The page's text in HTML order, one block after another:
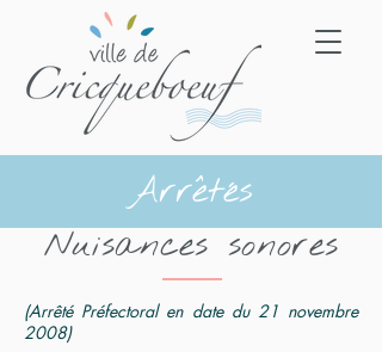
Nuisances sonores
(Arrêté Préfectoral en date du 21 novembre
2008)
Arrêtés